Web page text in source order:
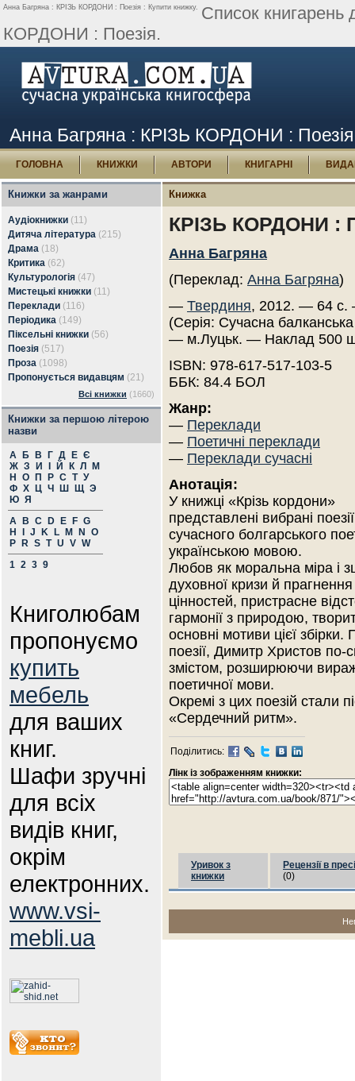
Анна Багряна : КРІЗЬ КОРДОНИ : Поезія : Купити книжку. Список
КОРДОНИ : Поезія.
Анна Багряна : КРІЗЬ КОРДОНИ : Поезія
ГОЛОВНА КНИЖКИ АВТОРИ КНИГАРНІ
Книжки за жанрами
Аудіокнижки (11)
Дитяча література (215)
Драма (18)
Критика (62)
Культурологія (47)
Мистецькі книжки (11)
Переклади (116)
Періодика (149)
Піксельні книжки (56)
Поезія (517)
Проза (1098)
Пропонується видавцям (21)
Всі книжки (1660)
Книжки за першою літерою
назви
А Б В Г Д Е Є
Ж З И Й К Л
М
Н
О П Р С Т У
Ф Х Ц Ч Ш Щ Э
Ю Я
A
B C D E F G
H
J K L M N
O
P
R S T U V W
1 2 3 9
Книголюбам
пропонуємо
купить
мебель
для ваших
книг.
Шафи зручні
для всіх
видів книг,
окрім
електронних.
www.vsi-
mebli.ua
Книжка
КРІЗЬ КОРДОНИ :
Анна Багряна
(Переклад: Анна Багряна)
— Твердиня, 2012. — 64
(Серія: Сучасна балканська
— м.Луцьк. — Наклад 500
ISBN: 978-617-517-103-5
ББК: 84.4 БОЛ
Жанр:
— Переклади
— Поетичні переклади
— Переклади сучасні
Анотація:
У книжці «Крізь кордони»
представлені вибрані поезії
сучасного болгарського
українською мовою.
Любов як моральна міра і
духовної кризи й
цінностей, пристрасне
гармонії з природою,
основні мотиви цієї
поезії, Димитр Христов
змістом, розширюючи
поетичної мови.
Окремі з цих поезій стали
«Сердечний ритм».
Поділитись:
Лінк із зображенням книжки:
Уривок з
книжки
Рецензії в пресі
(0)